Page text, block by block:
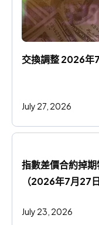
交換調整 2026年
July 27, 2026
指數差價合約掉
（2026年7月27日
July 23, 2026